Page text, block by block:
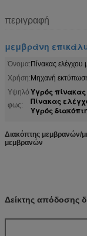
περιγραφή
μεμβράνη
Όνομα:Πίνακας
Χρήση:Μηχανή
Υψηλό
φως:
Υγρός
Πίνακας
Υγρός
Διακόπτης μεμβρανών/
μεμβρανών
Δείκτης απόδοσης